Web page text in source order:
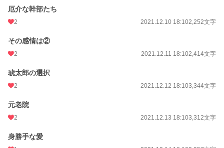
厄介な幹部たち
2 2021.12.10 18:102,252文字
その感情は②
2 2021.12.11 18:102,414文字
琥太郎の選択
2 2021.12.12 18:103,344文字
元老院
2 2021.12.13 18:103,312文字
身勝手な愛